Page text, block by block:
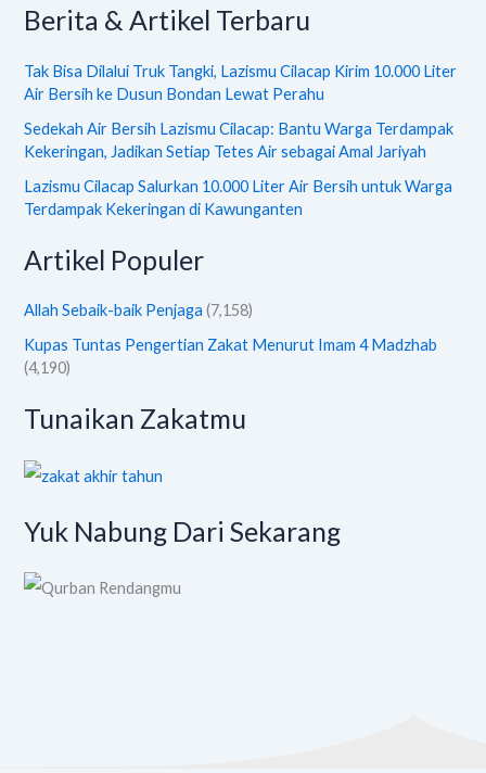
Berita & Artikel Terbaru
Tak Bisa Dilalui Truk Tangki, Lazismu Cilacap Kirim 10.000 Liter
Air Bersih ke Dusun Bondan Lewat Perahu
Sedekah Air Bersih Lazismu Cilacap: Bantu Warga Terdampak
Kekeringan, Jadikan Setiap Tetes Air sebagai Amal Jariyah
Lazismu Cilacap Salurkan 10.000 Liter Air Bersih untuk Warga
Terdampak Kekeringan di Kawunganten
Artikel Populer
Allah Sebaik-baik Penjaga (7,158)
Kupas Tuntas Pengertian Zakat Menurut Imam 4 Madzhab
(4,190)
Tunaikan Zakatmu
Yuk Nabung Dari Sekarang